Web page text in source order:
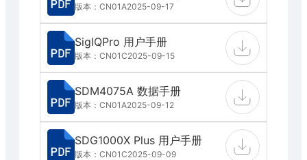
版本：CN01A2025-09-17
SigIQPro 用户手册
版本：CN01C2025-09-15
SDM4075A 数据手册
版本：CN01A2025-09-12
SDG1000X Plus 用户手册
版本：CN01C2025-09-09